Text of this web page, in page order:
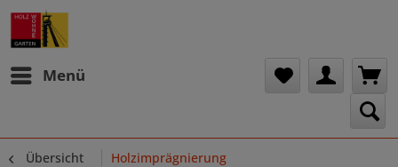
Menü
Übersicht Holzimprägnierung